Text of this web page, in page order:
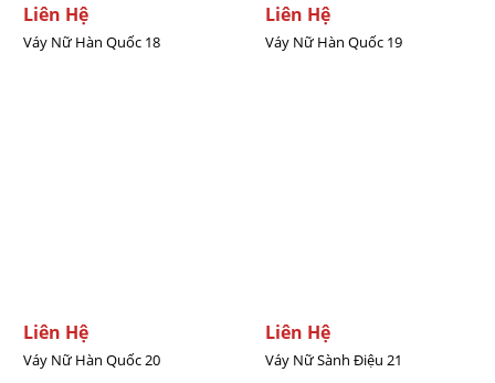
Liên Hệ
Váy Nữ Hàn Quốc 18
Liên Hệ
Váy Nữ Hàn Quốc 19
Liên Hệ
Váy Nữ Hàn Quốc 20
Liên Hệ
Váy Nữ Sành Điệu 21